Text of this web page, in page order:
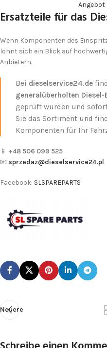
Angebot
Ersatzteile für das
Wenn Komponenten des
lohnt sich ein Blick auf
Anbietern.
Bei dieselservice24.de
generalüberholten
geprüft wurden und
Sie das Sortiment und
Komponenten für Ihr
📱 +48 506 099 525
📧 sprzedaz@dieselservice24.pl
Facebook: SLSPAREPARTS
Neuere